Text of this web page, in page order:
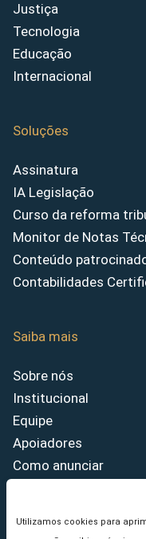
Utilizamos cookies para
Justiça
Tecnologia
Educação
Internacional
Soluções
Assinatura
IA Legislação
Curso da reforma
Monitor de Notas
Conteúdo
Contabilidades
Saiba mais
Sobre nós
Institucional
Equipe
Apoiadores
Como anunciar